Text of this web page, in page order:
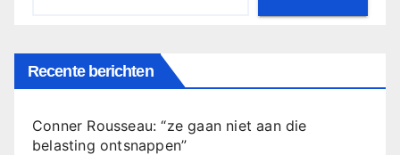
Recente berichten
Conner Rousseau: “ze gaan niet aan die
belasting ontsnappen”